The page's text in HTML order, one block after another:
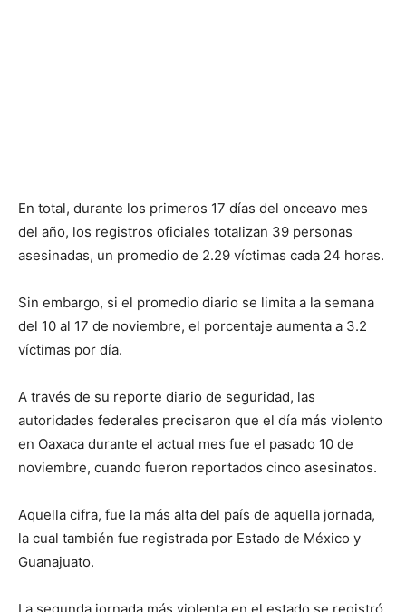
En total, durante los primeros 17 días del onceavo mes
del año, los registros oficiales totalizan 39 personas
asesinadas, un promedio de 2.29 víctimas cada 24 horas.
Sin embargo, si el promedio diario se limita a la semana
del 10 al 17 de noviembre, el porcentaje aumenta a 3.2
víctimas por día.
A través de su reporte diario de seguridad, las
autoridades federales precisaron que el día más violento
en Oaxaca durante el actual mes fue el pasado 10 de
noviembre, cuando fueron reportados cinco asesinatos.
Aquella cifra, fue la más alta del país de aquella jornada,
la cual también fue registrada por Estado de México y
Guanajuato.